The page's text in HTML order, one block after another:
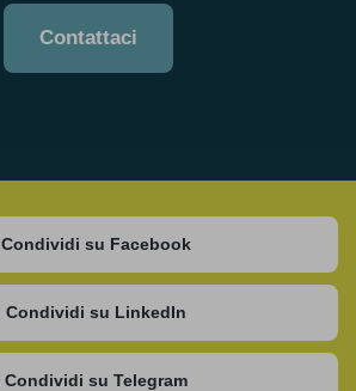
Contattaci
Condividi su Facebook
Condividi su LinkedIn
Condividi su Telegram